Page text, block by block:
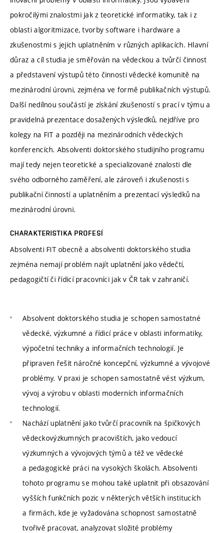
pokročilými znalostmi jak z teoretické informatiky, tak i z
oblasti algoritmizace, tvorby software i hardware a
zkušenostmi s jejich uplatněním v různých aplikacích. Hlavní
důraz a cíl studia je směřován na vědeckou a tvůrčí činnost
a představení výstupů této činnosti vědecké komunitě na
mezinárodní úrovni, zejména ve formě publikačních výstupů.
Další nedílnou součástí je získání zkušeností s prací v týmu a
pravidelná prezentace dosažených výsledků, nejdříve pro
kolegy na FIT a později na mezinárodních vědeckých
konferencích. Absolventi doktorského studijního programu
mají tedy nejen teoretické a specializované znalosti dle
svého odborného zaměření, ale zároveň i zkušenosti s
publikační činností a uplatněním a prezentací výsledků na
mezinárodní úrovni.
CHARAKTERISTIKA PROFESÍ
Absolventi FIT obecně a absolventi doktorského studia
zejména nemají problém najít uplatnění jako vědečtí,
pedagogičtí či řídicí pracovníci jak v ČR tak v zahraničí.
Absolvent doktorského studia je schopen samostatné
vědecké, výzkumné a řídicí práce v oblasti informatiky,
výpočetní techniky a informačních technologií. Je
připraven řešit náročné koncepční, výzkumné a vývojové
problémy. V praxi je schopen samostatně vést výzkum,
vývoj a výrobu v oblasti moderních informačních
technologií.
Nachází uplatnění jako tvůrčí pracovník na špičkových
vědeckovýzkumných pracovištích, jako vedoucí
výzkumných a vývojových týmů a též ve vědecké
a pedagogické práci na vysokých školách. Absolventi
tohoto programu se mohou také uplatnit při obsazování
vyšších funkčních pozic v některých větších institucích
a firmách, kde je vyžadována schopnost samostatně
tvořivě pracovat, analyzovat složité problémy